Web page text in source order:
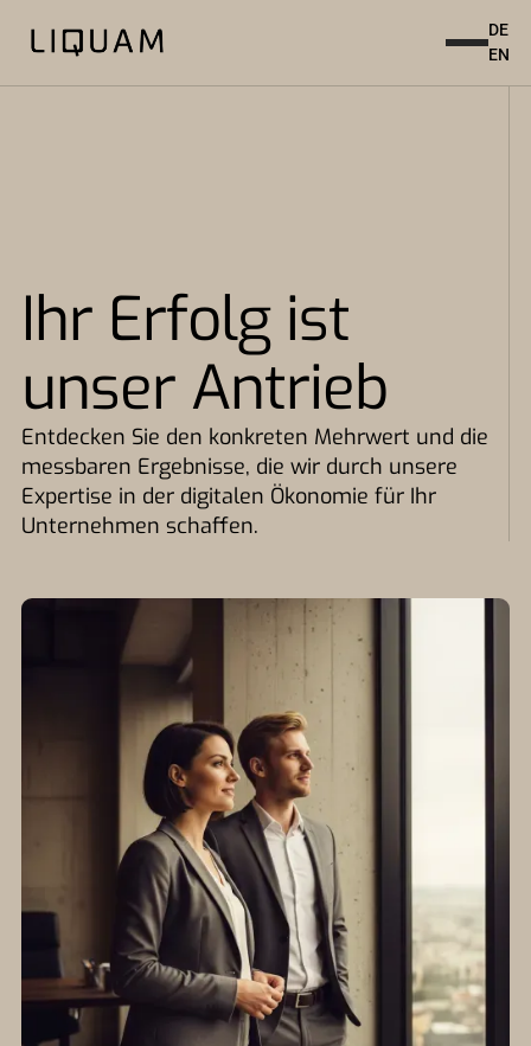
DE
EN
Ihr Erfolg ist
unser Antrieb
Entdecken Sie den konkreten Mehrwert und die
messbaren Ergebnisse, die wir durch unsere
Expertise in der digitalen Ökonomie für Ihr
Unternehmen schaffen.